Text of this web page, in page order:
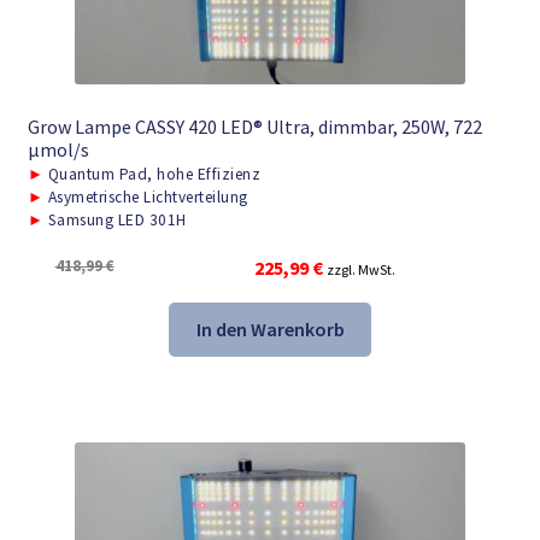
Grow Lampe CASSY 420 LED® Ultra, dimmbar, 250W, 722
μmol/s
► Quantum Pad, hohe Effizienz
► Asymetrische Lichtverteilung
► Samsung LED 301H
418,99€
Ursprünglicher
war:
418,99 €
225,99€Aktueller
ist:
225,99 €.
zzgl. MwSt.
In den Warenkorb